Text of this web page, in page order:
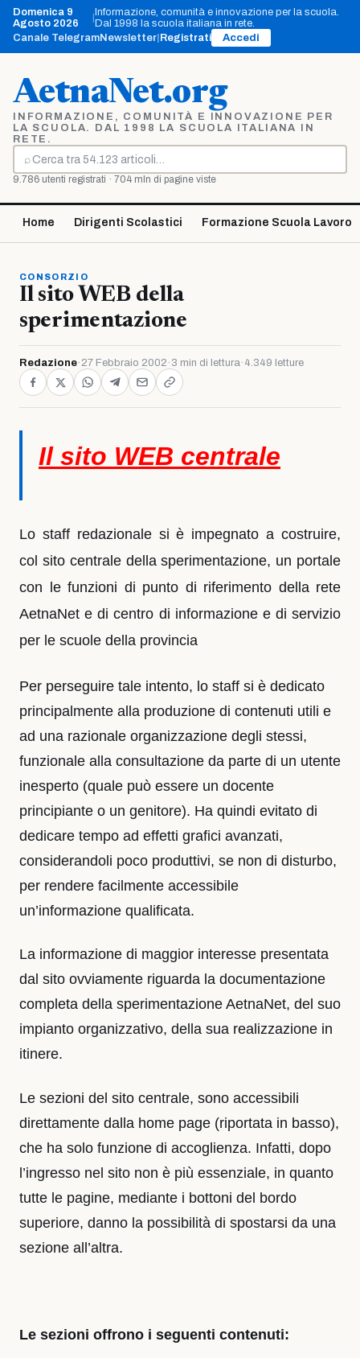
Vai
contenuto
Domenica 9
Agosto 2026
|Informazione, comunità e innovazione per la scuola.
Dal 1998 la scuola italiana in rete.
Canale TelegramNewsletter Registrati Accedi
AetnaNet.org
INFORMAZIONE, COMUNITÀ E INNOVAZIONE PER
LA SCUOLA. DAL 1998 LA SCUOLA ITALIANA IN
RETE.
⌕
Cerca
9.786 utenti registrati · 704 mln di pagine viste
Home Dirigenti Scolastici Formazione Scuola Lavoro
CONSORZIO
Il sito WEB della
sperimentazione
Redazione· 27 Febbraio 2002 · 3 min di lettura· 4.349 letture
Il sito WEB centrale
Lo staff redazionale si è impegnato a costruire,
col sito centrale della sperimentazione, un portale
con le funzioni di punto di riferimento della rete
AetnaNet e di centro di informazione e di servizio
per le scuole della provincia
Per perseguire tale intento, lo staff si è dedicato
principalmente alla produzione di contenuti utili e
ad una razionale organizzazione degli stessi,
funzionale alla consultazione da parte di un utente
inesperto (quale può essere un docente
principiante o un genitore). Ha quindi evitato di
dedicare tempo ad effetti grafici avanzati,
considerandoli poco produttivi, se non di disturbo,
per rendere facilmente accessibile
un’informazione qualificata.
La informazione di maggior interesse presentata
dal sito ovviamente riguarda la documentazione
completa della sperimentazione AetnaNet, del suo
impianto organizzativo, della sua realizzazione in
itinere.
Le sezioni del sito centrale, sono accessibili
direttamente dalla home page (riportata in basso),
che ha solo funzione di accoglienza. Infatti, dopo
l’ingresso nel sito non è più essenziale, in quanto
tutte le pagine, mediante i bottoni del bordo
superiore, danno la possibilità di spostarsi da una
sezione all’altra.
Le sezioni offrono i seguenti contenuti: